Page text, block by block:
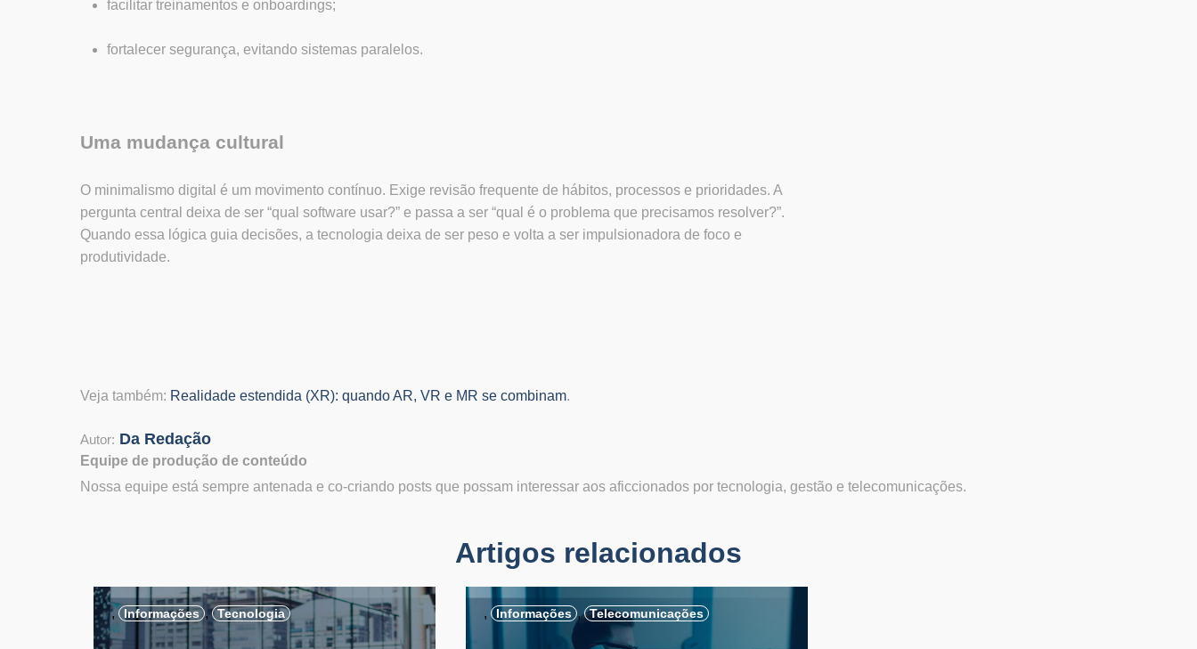
facilitar treinamentos e onboardings;
fortalecer segurança, evitando sistemas paralelos.
Uma mudança cultural
O minimalismo digital é um movimento contínuo. Exige revisão frequente de hábitos, processos e prioridades. A
pergunta central deixa de ser “qual software usar?” e passa a ser “qual é o problema que precisamos resolver?”.
Quando essa lógica guia decisões, a tecnologia deixa de ser peso e volta a ser impulsionadora de foco e
produtividade.
Veja também: Realidade estendida (XR): quando AR, VR e MR se combinam.
Autor: Da Redação
Equipe de produção de conteúdo
Nossa equipe está sempre antenada e co-criando posts que possam interessar aos aficcionados por tecnologia, gestão e telecomunicações.
Artigos relacionados
, Informações , Tecnologia , Informações , Telecomunicações